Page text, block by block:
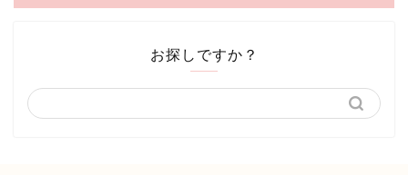
お探しですか？